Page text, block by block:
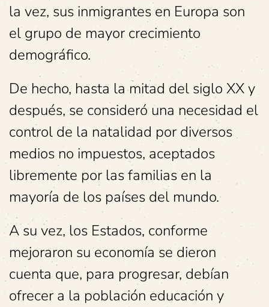
la vez, sus inmigrantes en Europa son
el grupo de mayor crecimiento
demográfico.
De hecho, hasta la mitad del siglo XX y
después, se consideró una necesidad el
control de la natalidad por diversos
medios no impuestos, aceptados
libremente por las familias en la
mayoría de los países del mundo.
A su vez, los Estados, conforme
mejoraron su economía se dieron
cuenta que, para progresar, debían
ofrecer a la población educación y